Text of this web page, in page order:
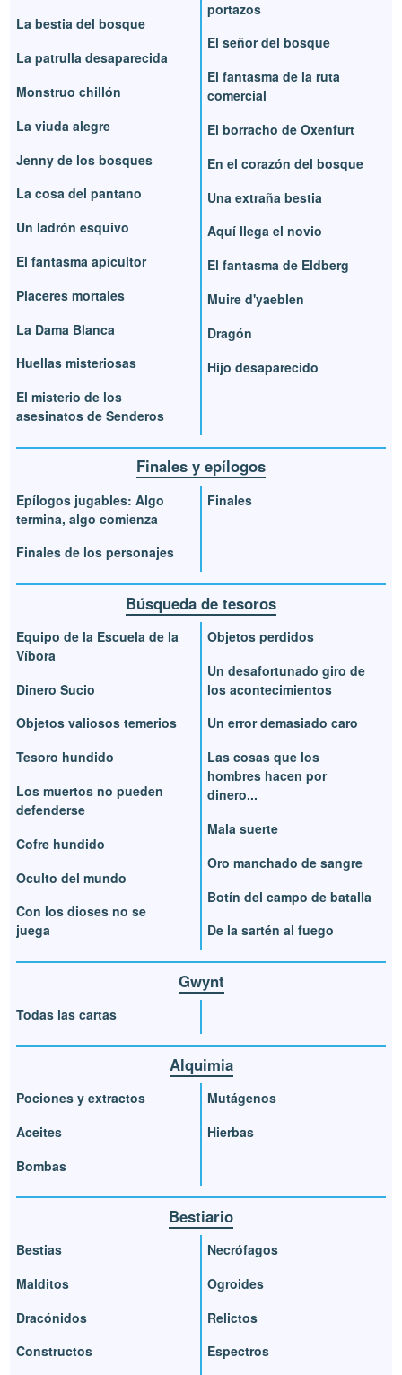
La bestia del bosque
La patrulla desaparecida
Monstruo chillón
La viuda alegre
Jenny de los bosques
La cosa del pantano
Un ladrón esquivo
El fantasma apicultor
Placeres mortales
La Dama Blanca
Huellas misteriosas
El misterio de los
asesinatos de Senderos
portazos
El señor del bosque
El fantasma de la ruta
comercial
El borracho de Oxenfurt
En el corazón del bosque
Una extraña bestia
Aquí llega el novio
El fantasma de Eldberg
Muire d'yaeblen
Dragón
Hijo desaparecido
Finales y epílogos
Epílogos jugables: Algo
termina, algo comienza
Finales de los personajes
Finales
Búsqueda de tesoros
Equipo de la Escuela de la
Víbora
Dinero Sucio
Objetos valiosos temerios
Tesoro hundido
Los muertos no pueden
defenderse
Cofre hundido
Oculto del mundo
Con los dioses no se
juega
Objetos perdidos
Un desafortunado giro de
los acontecimientos
Un error demasiado caro
Las cosas que los
hombres hacen por
dinero...
Mala suerte
Oro manchado de sangre
Botín del campo de batalla
De la sartén al fuego
Gwynt
Todas las cartas
Alquimia
Pociones y extractos
Aceites
Bombas
Mutágenos
Hierbas
Bestiario
Bestias
Malditos
Dracónidos
Constructos
Necrófagos
Ogroides
Relictos
Espectros